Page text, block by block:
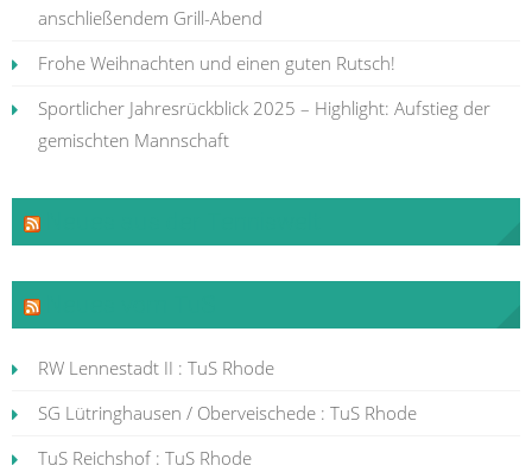
anschließendem Grill-Abend
Frohe Weihnachten und einen guten Rutsch!
Sportlicher Jahresrückblick 2025 – Highlight: Aufstieg der
gemischten Mannschaft
RW Lennestadt II : TuS Rhode
SG Lütringhausen / Oberveischede : TuS Rhode
TuS Reichshof : TuS Rhode